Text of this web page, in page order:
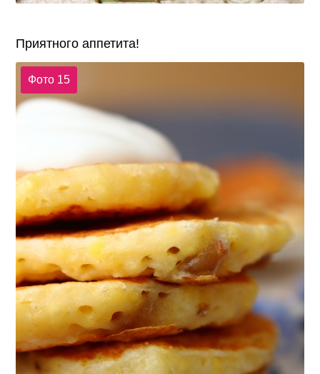
Приятного аппетита!
Фото 15